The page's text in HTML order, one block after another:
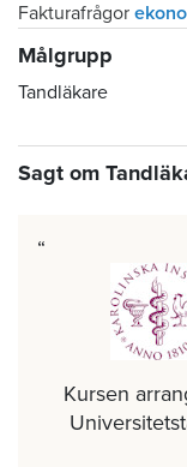
Fakturafrågor
Målgrupp
Tandläkare
Sagt om
Kursen